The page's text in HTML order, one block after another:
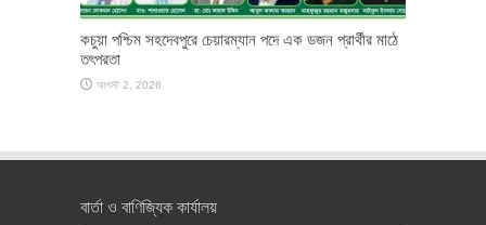
কচুয়া পশ্চিম সহদেবপুরে চেয়ারম্যান পদে এক ডজন প্রার্থীর মাঠে
তৎপরতা
আগস্ট 2, 2026
বার্তা ও বাণিজ্যিক কার্যালয়